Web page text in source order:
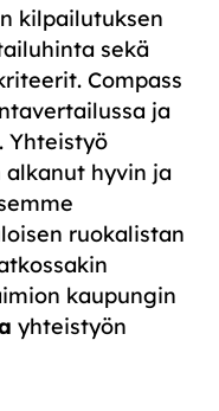
kilpailutuksen
sekä
Compass
ja
Yhteistyö
alkanut hyvin ja
ruokalistan
kaupungin
yhteistyön